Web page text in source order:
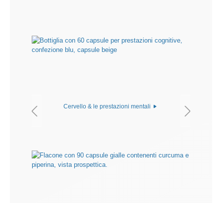
Cervello & le prestazioni mentali